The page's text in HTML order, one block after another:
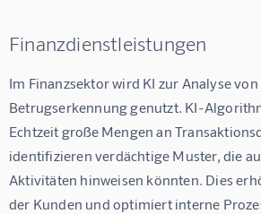
Finanzdienstleistungen
Im Finanzsektor wird KI zur Analyse
Betrugserkennung genutzt. KI-
Echtzeit große Mengen an
identifizieren verdächtige Muster, die
Aktivitäten hinweisen könnten. Dies
der Kunden und optimiert interne